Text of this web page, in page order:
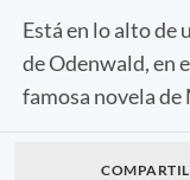
Está en lo alto de
de Odenwald, en
famosa novela de